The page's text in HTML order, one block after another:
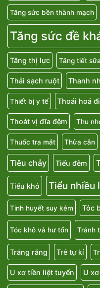
Tăng sức bền thành mạch
Tăng sức đề
Tăng thị lực Tăng tiết sữa
Thải sạch ruột Thanh
Thiết bị y tế Thoái hoá
Thoát vị đĩa đệm Thu
Thuốc tra mắt Thừa cân
Tiêu chảy Tiểu đêm
Tiểu khó Tiểu nhiều
Tinh huyết suy kém Tóc
Tóc khô và hư tổn Tránh
Trắng răng Trẻ tự kỉ
U xơ tiền liệt tuyến U